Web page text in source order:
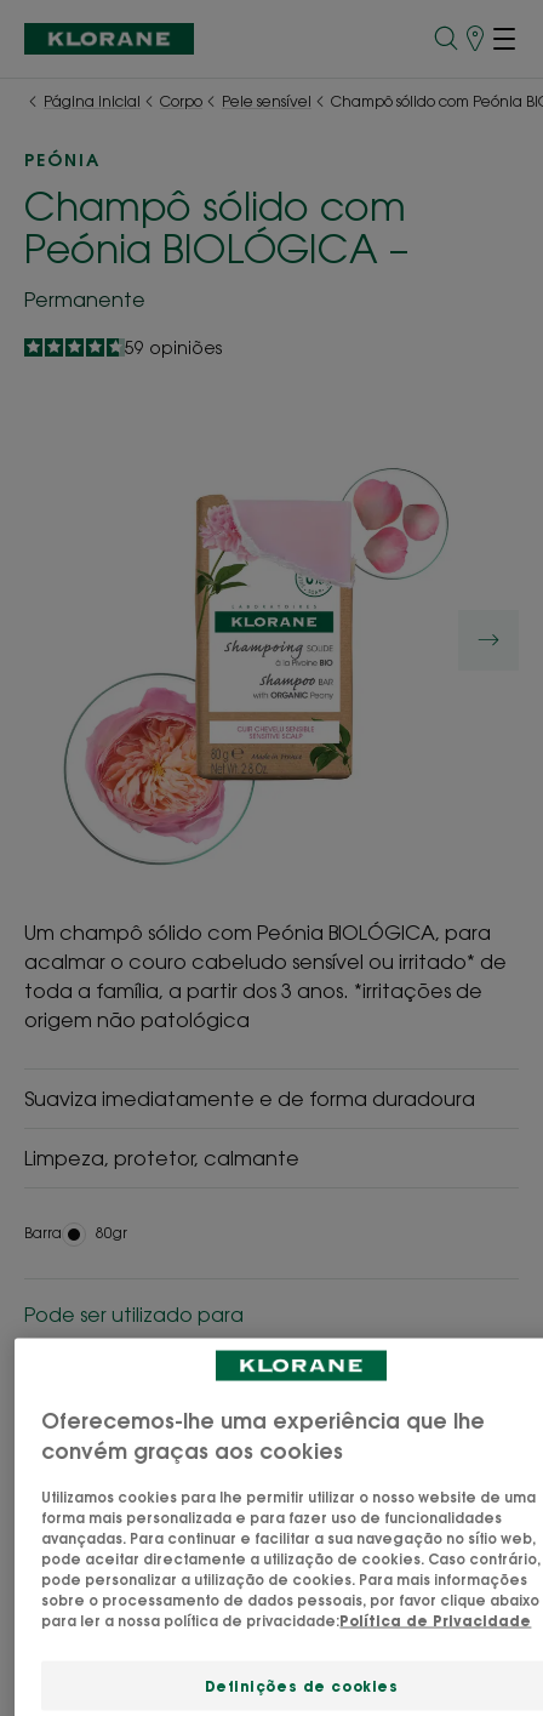
Pontos
Página inicial
Corpo Pele sensível Champô sólido com Peónia
PEÓNIA
Champô sólido com
Peónia BIOLÓGICA –
Permanente
4.7
/
5
59 opiniões
Um champô sólido com Peónia BIOLÓGICA, para
acalmar o couro cabeludo sensível ou irritado* de
toda a família, a partir dos 3 anos. *irritações de
origem não patológica
Suaviza imediatamente e de forma duradoura
Limpeza, protetor, calmante
Barra Barra
80gr
Pode ser utilizado para
Idade
A partir de 3 ano(s)
Tipo de cabelo
Todos os tipos de cabelo - Couro cabeludo
sensível / delicado
Oferecemos-lhe uma experiência que lhe
convém graças aos cookies
Utilizamos cookies para lhe permitir utilizar o nosso website de uma
forma mais personalizada e para fazer uso de funcionalidades
avançadas. Para continuar e facilitar a sua navegação no sítio web,
pode aceitar directamente a utilização de cookies. Caso contrário,
pode personalizar a utilização de cookies. Para mais informações
sobre o processamento de dados pessoais, por favor clique abaixo
para ler a nossa política de privacidade:Política de Privacidade
Definições de cookies